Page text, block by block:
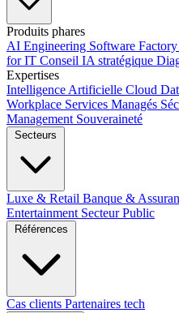
Produits phares
AI Engineering Software Factory
for IT Conseil IA stratégique
Expertises
Intelligence Artificielle Cloud
Workplace Services Managés
Management Souveraineté
Secteurs
Luxe & Retail Banque &
Entertainment Secteur Public
Références
Cas clients Partenaires tech